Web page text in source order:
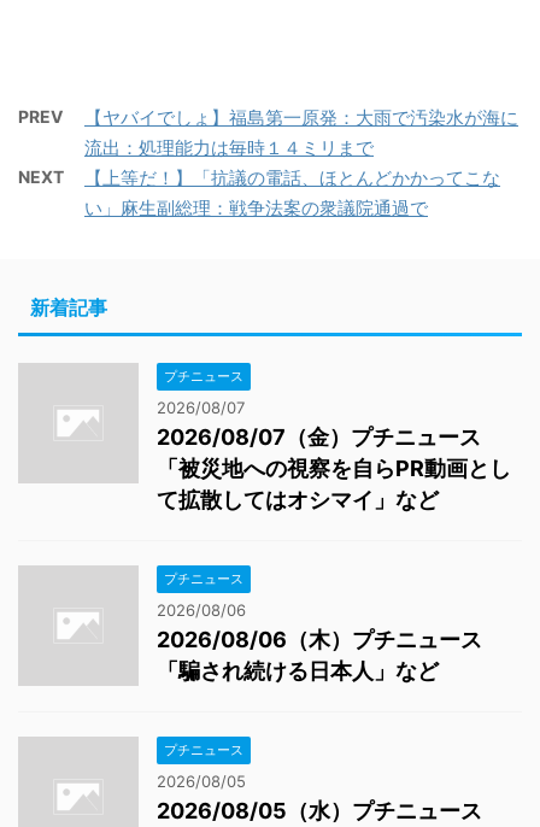
PREV
【ヤバイでしょ】福島第一原発：大雨で汚染水が海に
流出：処理能力は毎時１４ミリまで
NEXT
【上等だ！】「抗議の電話、ほとんどかかってこな
い」麻生副総理：戦争法案の衆議院通過で
新着記事
プチニュース
2026/08/07
2026/08/07（金）プチニュース
「被災地への視察を自らPR動画とし
て拡散してはオシマイ」など
プチニュース
2026/08/06
2026/08/06（木）プチニュース
「騙され続ける日本人」など
プチニュース
2026/08/05
2026/08/05（水）プチニュース